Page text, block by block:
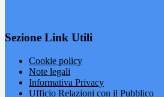
Sezione Link Utili
Cookie policy
Note legali
Informativa Privacy
Ufficio Relazioni con il Pubblico